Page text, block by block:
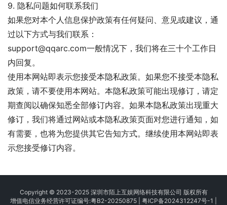
9. 隐私问题如何联系我们
如果您对本个人信息保护政策有任何疑问、意见或建议，通
过以下方式与我们联系：
support@qqarc.com一般情况下，我们将在三十个工作日
内回复。
使用本网站即表示您接受本隐私政策。如果您不接受本隐私
政策，请不要使用本网站。本隐私政策可能出现修订，请定
期查阅以确保知悉全部修订内容。如果本隐私政策出现重大
修订，我们将通过网站或本隐私政策页面对您进行通知，如
有需要，也将为您提供其它告知方式。继续使用本网站即表
示您接受修订内容。
Copyright © 2023-2025 深圳市陌上互娱网络科技有限公司 版权所有
增值电信业务经营许可证编号:粤B2-20250875
粤ICP备2024312247号-1